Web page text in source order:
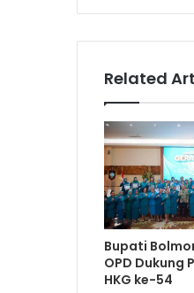
Related
Bupati
OPD Dukung
HKG ke-54